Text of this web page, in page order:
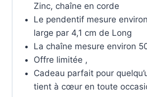
Zinc, chaîne en corde
Le pendentif mesure
large par 4,1 cm de Long
La chaîne mesure environ
Offre limitée ,
Cadeau parfait pour
tient à cœur en toute